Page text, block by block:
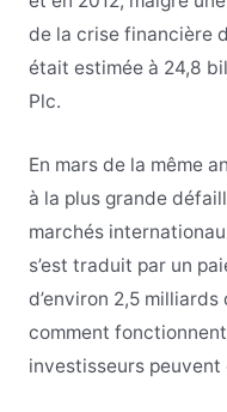
de la crise financière
était estimée à 24,8
Plc.
En mars de la même
à la plus grande
marchés
s’est traduit par un
d’environ 2,5
comment
investisseurs